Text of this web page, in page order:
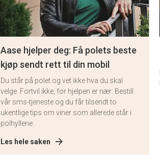
Aase hjelper deg: Få polets beste
kjøp sendt rett til din mobil
Du står på polet og vet ikke hva du skal
velge. Fortvil ikke, for hjelpen er nær: Bestill
vår sms-tjeneste og du får tilsendt to
ukentlige tips om viner som allerede står i
polhyllene.
Les hele saken